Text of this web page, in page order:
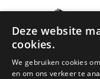
Deze website
cookies.
We gebruiken cookies
en om ons verkeer te